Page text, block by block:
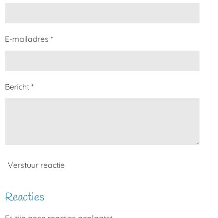
E-mailadres *
Bericht *
Verstuur reactie
Reacties